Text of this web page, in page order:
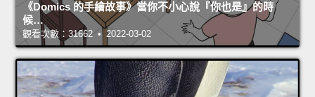
《Domics 的手繪故事》當你不小心說『你也是』的時
候…
觀看次數：31662 • 2022-03-02